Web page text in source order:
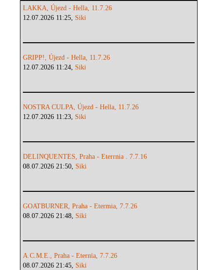
LAKKA, Újezd - Hella, 11.7.26
12.07.2026 11:25, Siki
GRIPP!, Újezd - Hella, 11.7.26
12.07.2026 11:24, Siki
NOSTRA CULPA, Újezd - Hella, 11.7.26
12.07.2026 11:23, Siki
DELINQUENTES, Praha - Eterrnia . 7.7.16
08.07.2026 21:50, Siki
GOATBURNER, Praha - Etermia, 7.7.26
08.07.2026 21:48, Siki
A.C.M.E., Praha - Eternia, 7.7.26
08.07.2026 21:45, Siki